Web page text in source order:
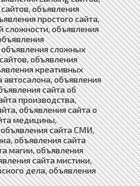
объявления
простого сайта,
сложности, объявления
объявления сложных
объявления
креативных
автосалона, объявления
сайта об
производства,
объявления сайта о
медицины,
сайта СМИ,
объявления сайта
магии, объявления
сайта мистики,
дела, объявления